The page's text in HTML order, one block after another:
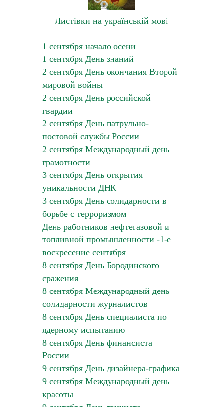
Листівки на українській мові
1 сентября начало осени
1 сентября День знаний
2 сентября День окончания Второй
мировой войны
2 сентября День российской
гвардии
2 сентября День патрульно-
постовой службы России
2 сентября Международный день
грамотности
3 сентября День открытия
уникальности ДНК
3 сентября День солидарности в
борьбе с терроризмом
День работников нефтегазовой и
топливной промышленности -1-е
воскресение сентября
8 сентября День Бородинского
сражения
8 сентября Международный день
солидарности журналистов
8 сентября День специалиста по
ядерному испытанию
8 сентября День финансиста
России
9 сентября День дизайнера-графика
9 сентября Международный день
красоты